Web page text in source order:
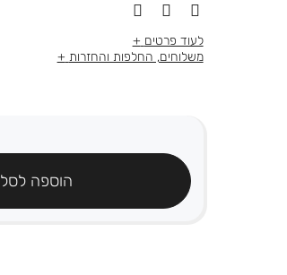
לעוד פרטים
משלוחים, החלפות והחזרות
הוספה לסל